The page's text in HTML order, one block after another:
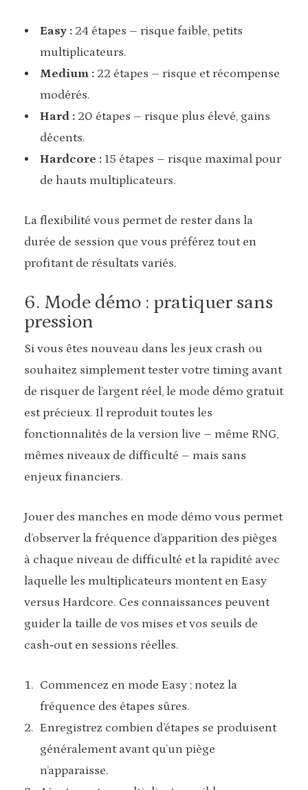
Easy : 24 étapes – risque faible, petits
multiplicateurs.
Medium : 22 étapes – risque et récompense
modérés.
Hard : 20 étapes – risque plus élevé, gains
décents.
Hardcore : 15 étapes – risque maximal pour
de hauts multiplicateurs.
La flexibilité vous permet de rester dans la
durée de session que vous préférez tout en
profitant de résultats variés.
6. Mode démo : pratiquer sans
pression
Si vous êtes nouveau dans les jeux crash ou
souhaitez simplement tester votre timing avant
de risquer de l’argent réel, le mode démo gratuit
est précieux. Il reproduit toutes les
fonctionnalités de la version live – même RNG,
mêmes niveaux de difficulté – mais sans
enjeux financiers.
Jouer des manches en mode démo vous permet
d’observer la fréquence d’apparition des pièges
à chaque niveau de difficulté et la rapidité avec
laquelle les multiplicateurs montent en Easy
versus Hardcore. Ces connaissances peuvent
guider la taille de vos mises et vos seuils de
cash‑out en sessions réelles.
Commencez en mode Easy ; notez la
fréquence des étapes sûres.
Enregistrez combien d’étapes se produisent
généralement avant qu’un piège
n’apparaisse.